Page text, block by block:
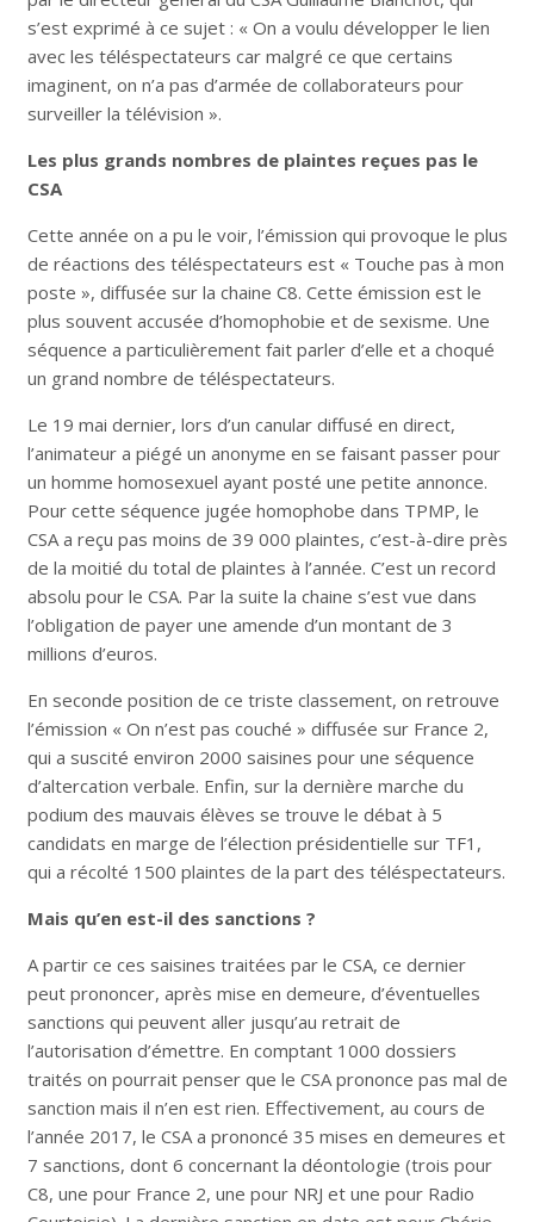
s’est exprimé à ce sujet : « On a voulu développer le lien
avec les téléspectateurs car malgré ce que certains
imaginent, on n’a pas d’armée de collaborateurs pour
surveiller la télévision ».
Les plus grands nombres de plaintes reçues pas le
CSA
Cette année on a pu le voir, l’émission qui provoque le plus
de réactions des téléspectateurs est « Touche pas à mon
poste », diffusée sur la chaine C8. Cette émission est le
plus souvent accusée d’homophobie et de sexisme. Une
séquence a particulièrement fait parler d’elle et a choqué
un grand nombre de téléspectateurs.
Le 19 mai dernier, lors d’un canular diffusé en direct,
l’animateur a piégé un anonyme en se faisant passer pour
un homme homosexuel ayant posté une petite annonce.
Pour cette séquence jugée homophobe dans TPMP, le
CSA a reçu pas moins de 39 000 plaintes, c’est-à-dire près
de la moitié du total de plaintes à l’année. C’est un record
absolu pour le CSA. Par la suite la chaine s’est vue dans
l’obligation de payer une amende d’un montant de 3
millions d’euros.
En seconde position de ce triste classement, on retrouve
l’émission « On n’est pas couché » diffusée sur France 2,
qui a suscité environ 2000 saisines pour une séquence
d’altercation verbale. Enfin, sur la dernière marche du
podium des mauvais élèves se trouve le débat à 5
candidats en marge de l’élection présidentielle sur TF1,
qui a récolté 1500 plaintes de la part des téléspectateurs.
Mais qu’en est-il des sanctions ?
A partir ce ces saisines traitées par le CSA, ce dernier
peut prononcer, après mise en demeure, d’éventuelles
sanctions qui peuvent aller jusqu’au retrait de
l’autorisation d’émettre. En comptant 1000 dossiers
traités on pourrait penser que le CSA prononce pas mal de
sanction mais il n’en est rien. Effectivement, au cours de
l’année 2017, le CSA a prononcé 35 mises en demeures et
7 sanctions, dont 6 concernant la déontologie (trois pour
C8, une pour France 2, une pour NRJ et une pour Radio